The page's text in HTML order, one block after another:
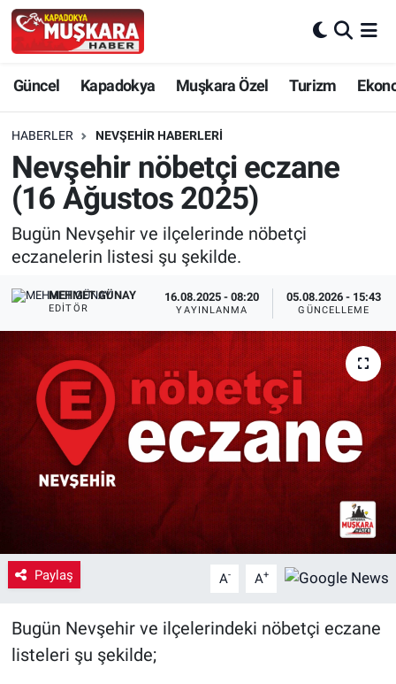
Güncel Kapadokya Muşkara Özel Turizm
HABERLER NEVŞEHIR HABERLERI
Nevşehir nöbetçi eczane
(16 Ağustos 2025)
Bugün Nevşehir ve ilçelerinde nöbetçi
eczanelerin listesi şu şekilde.
MEHMET GÜNAY
EDITÖR
16.08.2025 - 08:20
YAYINLANMA
05.08.2026 - 15:43
GÜNCELLEME
Paylaş A- A+
Bugün Nevşehir ve ilçelerindeki nöbetçi eczane
listeleri şu şekilde;
Güncel
SEÇİM
Muşkara Özel
Ekonomi
Kapadokya
Turizm
Kültür - Sanat
Yaşam
VEFATLAR
Nevşehir Hava Durumu
Nevşehir Trafik Yoğunluk Haritası
Süper Lig Puan Durumu ve Fikstür
Tüm Manşetler
Son Dakika Haberleri
Haber Arşivi